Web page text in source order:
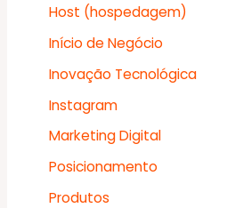
Host (hospedagem)
Início de Negócio
Inovação Tecnológica
Instagram
Marketing Digital
Posicionamento
Produtos